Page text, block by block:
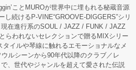
ことMUROが世界中に埋もれる秘蔵音源
続けるP-VINE“GROOVE-DIGGERS”シリ
在進行系のSOUL / JAZZ / FUNK / JAZZ
らわれないセレクションで贈るMIXシリー
イルや琴線に触れるエモーショナルなメ
ルシーンから90年代以降のクラブ／レ
、世代やジャンルを超えて愛された伝説